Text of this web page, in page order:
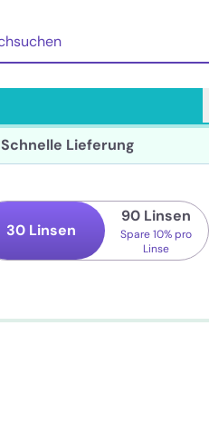
Schnelle Lieferung
30 Linsen
90 Linsen
Spare10%pro
Linse